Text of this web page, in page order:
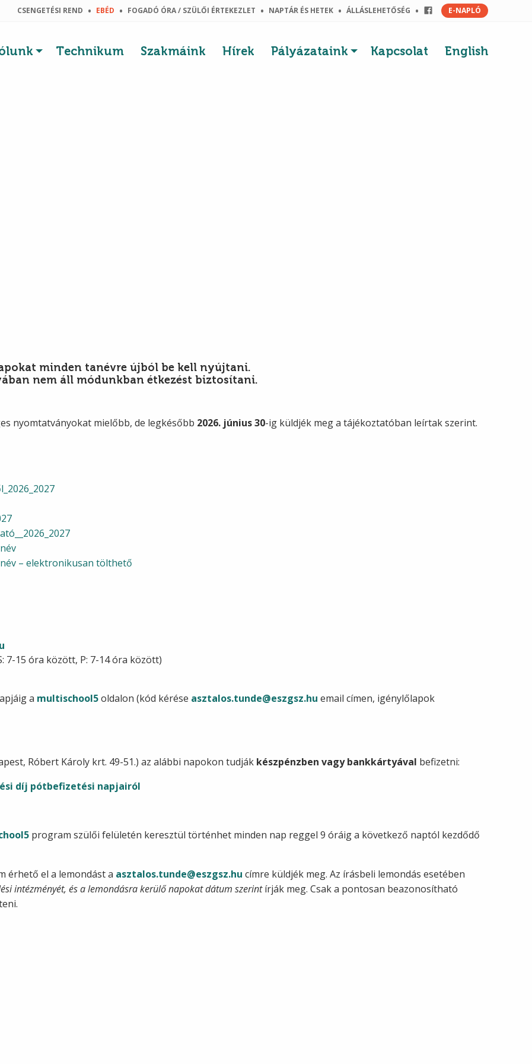
E-NAPLÓ
CSENGETÉSI REND EBÉD FOGADÓ ÓRA / SZÜLŐI ÉRTEKEZLET NAPTÁR ÉS HETEK ÁLLÁSLEHETŐSÉG
Technikum Szakmáink Hírek Pályázataink Kapcsolat English
minden tanévre újból be kell nyújtani.
nem áll módunkban étkezést biztosítani.
nyomtatványokat mielőbb, de legkésőbb 2026. június 30-ig küldjék meg a tájékoztatóban leírtak szerint.
– elektronikusan tölthető
7-15 óra között, P: 7-14 óra között)
a multischool5oldalon (kód kérése asztalos.tunde@eszgsz.hu email címen, igénylőlapok
Róbert Károly krt. 49-51.) az alábbi napokon tudják készpénzben vagy bankkártyával befizetni:
díj pótbefizetési napjairól
program szülői felületén keresztül történhet minden nap reggel 9 óráig a következő naptól kezdődő
érhető el a lemondást a asztalos.tunde@eszgsz.hu címre küldjék meg. Az írásbeli lemondás esetében
intézményét, és a lemondásra kerülő napokat dátum szerintírják meg. Csak a pontosan beazonosítható